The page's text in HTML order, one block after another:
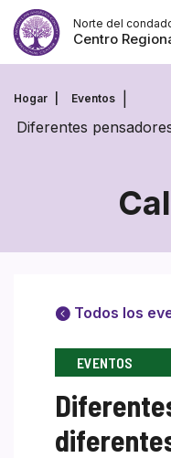
Saltar
contenido
Norte del
Centro
Hogar Eventos
Diferentes
Todos los
EVENTOS